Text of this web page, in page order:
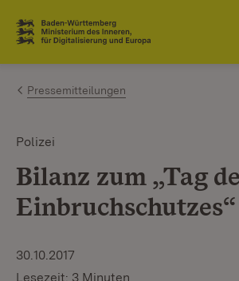
Zum Inhalt springen
Link zur Startseite
Pressemitteilungen
Polizei
Bilanz zum „Tag
Einbruchschutzes“
30.10.2017
Lesezeit: 3 Minuten